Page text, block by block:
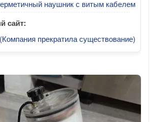
наушник с витым кабелем
сайт:
прекратила существование)